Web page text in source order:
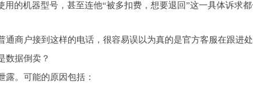
用的机器型号，甚至连他“被多扣费，想要退回”这一具体诉求都
商户接到这样的电话，很容易误以为真的是官方客服在跟进处
数据倒卖？
露。可能的原因包括：